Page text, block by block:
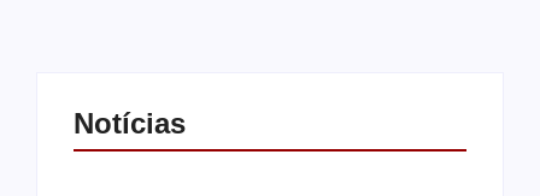
Notícias